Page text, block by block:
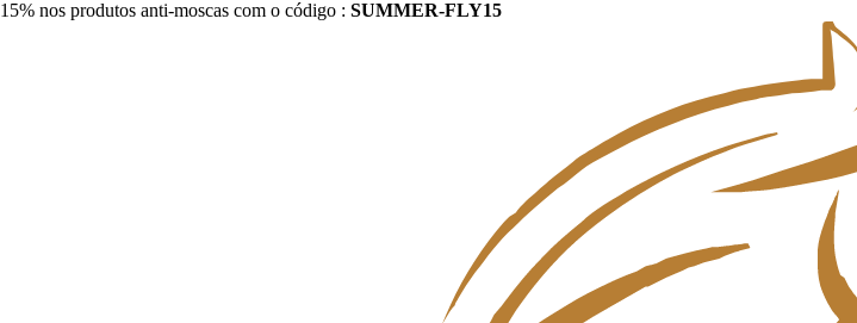
15% nos produtos anti-moscas com o código : SUMMER-FLY15